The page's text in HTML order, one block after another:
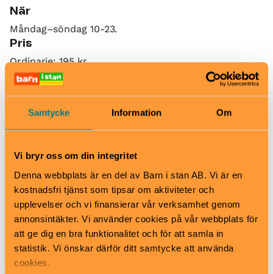
Samtycke Information Om
Vi bryr oss om din integritet
Denna webbplats är en del av Barn i stan AB. Vi är en
kostnadsfri tjänst som tipsar om aktiviteter och
upplevelser och vi finansierar vår verksamhet genom
annonsintäkter. Vi använder cookies på vår webbplats för
att ge dig en bra funktionalitet och för att samla in
statistik. Vi önskar därför ditt samtycke att använda
cookies.
När
Måndag–söndag 10-23.
Pris
Ordinarie: 195 kr
Seniorer/studenter: 165 kr
Fri entré: 0-16 år
Som medlem kan du besöka oss hur ofta du vill
Bra att veta
Hiss och ramper
Kafé
Restaurang
Skötbord
Hitta hit
Tio minuters promenad från Slussen.